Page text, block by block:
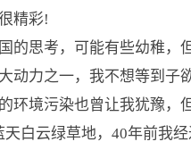
精彩!
思考，可能有些幼稚，但
力之一，我不想等到子
环境污染也曾让我犹豫
白云绿草地，40年前我